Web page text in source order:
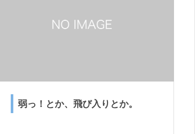
ですとか。
弱っ！とか、飛び入りとか。